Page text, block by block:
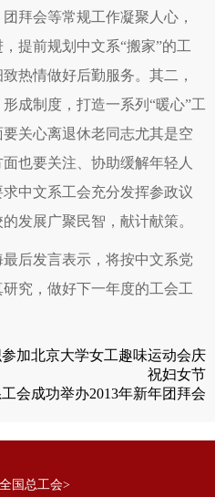
拜会等常规工作凝聚人心，
提前规划中文系“搬家”的工
热情做好后勤服务。其二，
成制度，打造一系列“暖心”工
关心离退休老同志尤其是空
也要关注、协助缓解年轻人
中文系工会充分发挥参政议
发展广聚民智，献计献策。
后发言表示，将按中文系党
究，做好下一年度的工会工
加北京大学女工趣味运动会庆
祝妇女节
会成功举办2013年新年团拜会
全国总工会>